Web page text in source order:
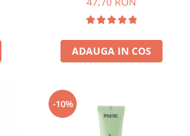
ADAUGA IN COS
-10%